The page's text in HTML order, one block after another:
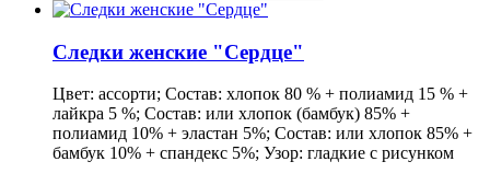
Следки женские "Сердце"
Цвет: ассорти; Состав: хлопок 80 % + полиамид 15 % +
лайкра 5 %; Состав: или хлопок (бамбук) 85% +
полиамид 10% + эластан 5%; Состав: или хлопок 85% +
бамбук 10% + спандекс 5%; Узор: гладкие с рисунком